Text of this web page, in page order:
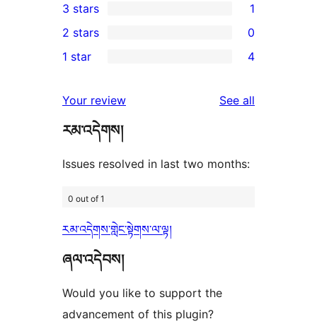
star
reviews
4-
star
reviews
1
3-
star
3 stars 1
2-
reviews
2 stars 0
star
reviews
1 star 4
Your review See all
རམ་འདེགས།
Issues resolved in last two months:
0 out of 1
རམ་འདེགས་གླེང་སྟེགས་ལ་ལྟ།
ཞལ་འདེབས།
Would you like to support the
advancement of this plugin?